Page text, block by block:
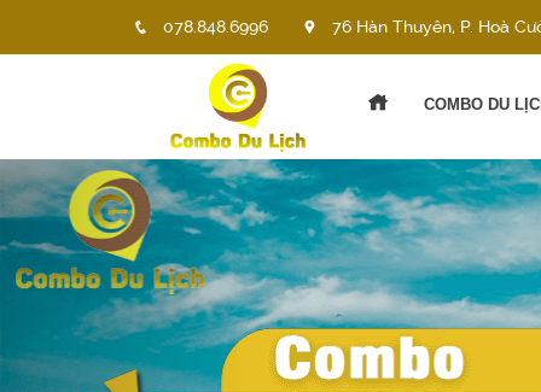
078.848.6996 76 Hàn Thuyên, P. Hoà
COMBO DU
Previous